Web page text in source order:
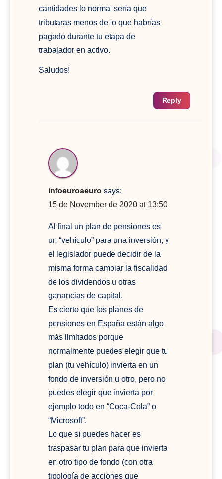
cantidades lo normal sería que
tributaras menos de lo que habrías
pagado durante tu etapa de
trabajador en activo.
Saludos!
Reply
infoeuroaeuro says:
15 de November de 2020 at 13:50
Al final un plan de pensiones es
un “vehículo” para una inversión, y
el legislador puede decidir de la
misma forma cambiar la fiscalidad
de los dividendos u otras
ganancias de capital.
Es cierto que los planes de
pensiones en España están algo
más limitados porque
normalmente puedes elegir que tu
plan (tu vehículo) invierta en un
fondo de inversión u otro, pero no
puedes elegir que invierta por
ejemplo todo en “Coca-Cola” o
“Microsoft”.
Lo que sí puedes hacer es
traspasar tu plan para que invierta
en otro tipo de fondo (con otra
tipología de acciones que